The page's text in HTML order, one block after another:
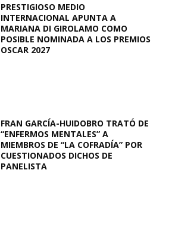
PRESTIGIOSO MEDIO
INTERNACIONAL APUNTA A
MARIANA DI GIROLAMO COMO
POSIBLE NOMINADA A LOS PREMIOS
OSCAR 2027
FRAN GARCÍA-HUIDOBRO TRATÓ DE
“ENFERMOS MENTALES” A
MIEMBROS DE “LA COFRADÍA” POR
CUESTIONADOS DICHOS DE
PANELISTA